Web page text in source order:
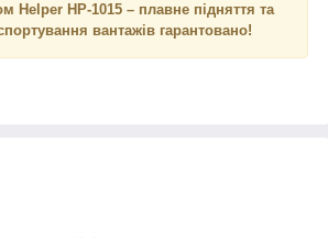
Helper HP-1015 – плавне підняття та
вантажів гарантовано!